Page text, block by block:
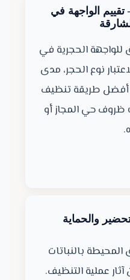
1 — تقييم الواجهة في
الحجرية في
نوع الحجر، مدى
أفضل طريقة تنظيف
ظروف حي المجاز أو
بالنباتات
عملية التنظيف.